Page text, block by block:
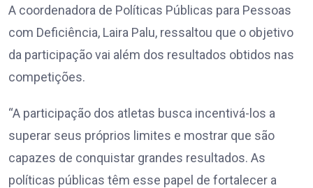
A coordenadora de Políticas Públicas para Pessoas
com Deficiência, Laira Palu, ressaltou que o objetivo
da participação vai além dos resultados obtidos nas
competições.
“A participação dos atletas busca incentivá-los a
superar seus próprios limites e mostrar que são
capazes de conquistar grandes resultados. As
políticas públicas têm esse papel de fortalecer a